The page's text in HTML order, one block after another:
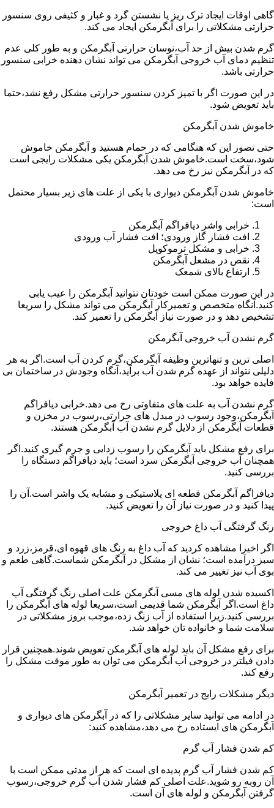
گاهی اوقات ایجاد ترک ریز یا نشستن گرد و غبار و کثیفی روی سنسور
حرارتی مشکلاتی را برای آبگرمکن ایجاد می کند.
گرم شدن بیش از حد آب،نوسان حرارتی آبگرمکن و به طور کلی عدم
تنظیم دمای آب خروجی آبگرمکن می تواند نشان دهنده خرابی سنسور
حرارتی باشد.
در این صورت اگر با تمیز کردن سنسور حرارتی مشکل رفع نشد،حتما
باید تعویض شود.
خاموش شدن آبگرمکن
حتی تصور این که هنگامی که در حمام هستید و آبگرمکن خاموش
شود،سخت است.خاموش شدن آبگرمکن یکی مشکلات رایجی است
که در آبگرمکن نیز رخ می دهد.
خاموش شدن آبگرمکن دیواری با یکی از علت های زیر بسیار محتمل
است:
خرابی واشر دیافراگم آبگرمکن
افت فشار گاز ورودی؛ افت فشار آب ورودی
خرابی و مشکل ترموکوپل
نقص در مشعل آبگرمکن
ارتفاع بالای شمعک
در این صورت ممکن است خودتان نتوانید آبگرمکن را عیب یابی
کنید.آنگاه متخصص و تعمیرکار آبگرمکن می تواند مشکل را سریعا
تشخیص دهد و در صورت نیاز آبگرمکن را تعمیر کند.
گرم نشدن آب خروجی آبگرمکن
اصلی ترین و تنهاترین وظیفه آبگرمکن،گرم کردن آب است.اگر به هر
دلیلی نتواند از عهده گرم شدن آب برآید،آنگاه وجودش در ساختمان بی
فایده خواهد بود.
گرم نشدن آب به علت های متفاوتی رخ می دهد.خرابی دیافراگم
آبگرمکن،وجود رسوب در مبدل های حرارتی،رسوب در مخزن و
قطعات آبگرمکن از دلایل گرم نشدن آب آبگرمکن هستند.
برای رفع مشکل باید آبگرمکن را رسوب زدایی و جرم گیری کنید.اگر
همچنان آب خروجی آبگرمکن سرد است؛ باید دیافراگم دستگاه را
بررسی کنید.
دیافراگم آبگرمکن قطعه ای پلاستیکی و مشابه یک واشر است.آن را
پیدا کنید و در صورت نیاز آن را تعویض کنید.
رنگ گرفتگی آب داغ خروجی
اگر اخیرا مشاهده کردید که آب داغ به رنگ های قهوه ای،قرمز،زرد و
سبز درآمده است؛ نشان از مشکل در آبگرمکن شماست.گاهی طعم و
بوی آب نیز تغییر می کند.
اکسیده شدن لوله های مسی آبگرمکن علت اصلی رنگ گرفتگی آب
داغ است.اگر آبگرمکن شما قدیمی است،سریعا لوله های آبگرمکن را
بررسی کنید.زیرا استفاده از آب زنگ زده،موجب بروز مشکلاتی در
سلامت شما و خانواده تان خواهد شد.
برای رفع مشکل آن باید لوله های آبگرمکن تعویض شوند.همچنین قرار
دادن فیلتر در خروجی آب آبگرمکن می توان به طور موقت مشکل را
رفع کند.
دیگر مشکلات رایج در تعمیر آبگرمکن
در ادامه می توانید سایر مشکلاتی را که در آبگرمکن های دیواری و
آبگرمکن های ایستاده رخ می دهد،مشاهده کنید:
کم شدن فشار آب گرم
کم شدن فشار آب گرم پدیده ای است که هر از مدتی ممکن است با
آن روبه رو شوید.علت اصلی کم فشار شدن آب گرم خروجی،رسوب
گرفتن آبگرمکن و لوله های آن است.